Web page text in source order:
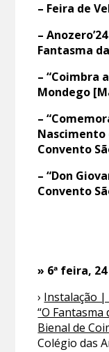
– Feira de
–
Fantasma
– “Coimbra
Mondego
–
Nascimento
Convento
– “Don
Convento
» 6ª feira,
› Instalação |
“O Fantasma
Bienal de
Colégio das